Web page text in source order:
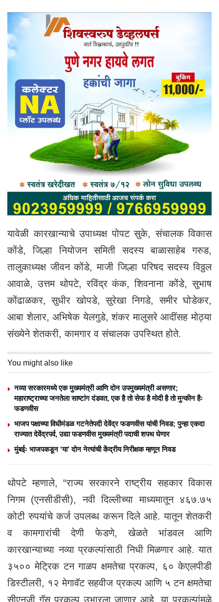
यावेळी कारखान्याचे उपाध्यक्ष पोपट सुके, संचालक विकास
कोंडे, जिल्हा नियोजन समिती सदस्य बाळासाहेब गरुड,
तालुकाध्यक्ष जीवन कोंडे, माजी जिल्हा परिषद सदस्य विठ्ठल
आवाळे, उत्तम थोपटे, रविंद्र कंक, शिवनाना कोंडे, सुभाष
कोंढाळकर, सुधीर खोपडे, सुरेखा निगडे, समीर घोडेकर,
आबा शेलार, अभिषेक येलगुडे, शंकर मालुसरे आदींसह मोठ्या
संख्येने शेतकरी, कामगार व संचालक उपस्थित होते.
You might also like
नव्या सरकारमध्ये एक मुख्यमंत्री आणि दोन उपमुख्यमंत्री असणार;
महाराष्ट्राच्या जनतेला साष्टांग दंडवत, एक है तो सेफ है मोदी है तो मुन्कीन हैः
फडणवीस
भाजप पक्षाच्या विधीमंडळ गटनेतेपदी देवेंद्र फडणवीस यांची निवड; पुन्हा एकदा
राज्यात देवेंद्रपर्व, उद्या फडणवीस मुख्यमंत्री पदाची शपथ घेणार
मुंबईः भाजपकडून ‘या’ दोन नेत्यांची केंद्रीय निरीक्षक म्हणून निवड
थोपटे म्हणाले, “राज्य सरकारने राष्ट्रीय सहकार विकास
निगम (एनसीडीसी), नवी दिल्लीच्या माध्यमातून ४६७.७५
कोटी रुपयांचे कर्ज उपलब्ध करून दिले आहे. यातून शेतकरी
व कामगारांची देणी फेडणे, खेळते भांडवल आणि
कारखान्याच्या नव्या प्रकल्पांसाठी निधी मिळणार आहे. यात
३५०० मेट्रिक टन गाळप क्षमतेचा प्रकल्प, ६० केएलपीडी
डिस्टीलरी, १२ मेगावॅट सहवीज प्रकल्प आणि ५ टन क्षमतेचा
सीएनजी गॅस प्रकल्प उभारला जाणार आहे. या प्रकल्पांमुळे